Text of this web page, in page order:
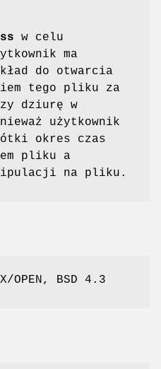
w celu
ma
do otwarcia
tego pliku za
dziurę w
użytkownik
okres czas
pliku a
na pliku.
OPEN, BSD 4.3